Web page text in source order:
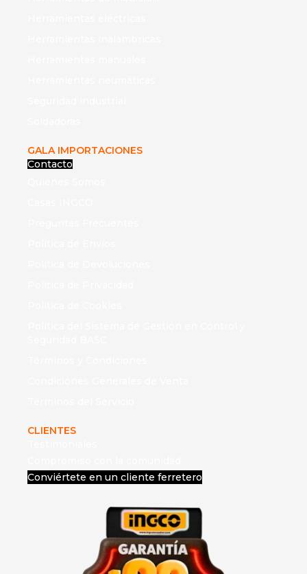
GALA IMPORTACIONES
Contacto
CLIENTES
Conviértete en un cliente ferretero